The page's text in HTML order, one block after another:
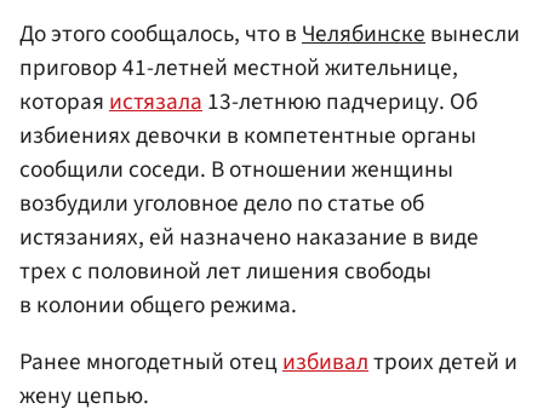
До этого сообщалось, что вЧелябинскевынесли
приговор 41-летней местной жительнице,
котораяистязала13-летнюю падчерицу. Об
избиениях девочки в компетентные органы
сообщили соседи. В отношении женщины
возбудили уголовное дело по статье об
истязаниях, ей назначено наказание в виде
трех с половиной лет лишения свободы
в колонии общего режима.
Ранее многодетный отецизбивалтроих детей и
жену цепью.